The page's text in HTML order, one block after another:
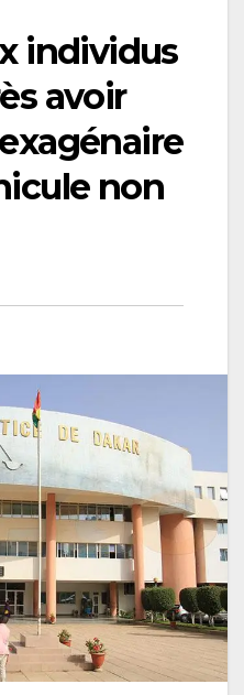
individus
avoir
non